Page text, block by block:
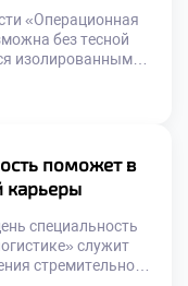
[…]
«Операционная
без тесной
изолированным
от качества
устойчивое
Многие компании
и локальной
[…]
поможет в
карьеры
специальность
служит
стремительной и